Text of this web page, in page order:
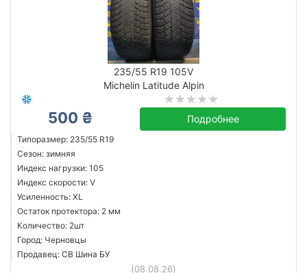
235/55 R19 105V
Michelin Latitude Alpin
500 ₴ Подробнее
Типоразмер: 235/55 R19
Сезон: зимняя
Индекс нагрузки: 105
Индекс скорости: V
Усиленность: XL
Остаток протектора: 2 мм
Количество: 2шт
Город: Черновцы
Продавец: СВ Шина БУ
(08.08.26)